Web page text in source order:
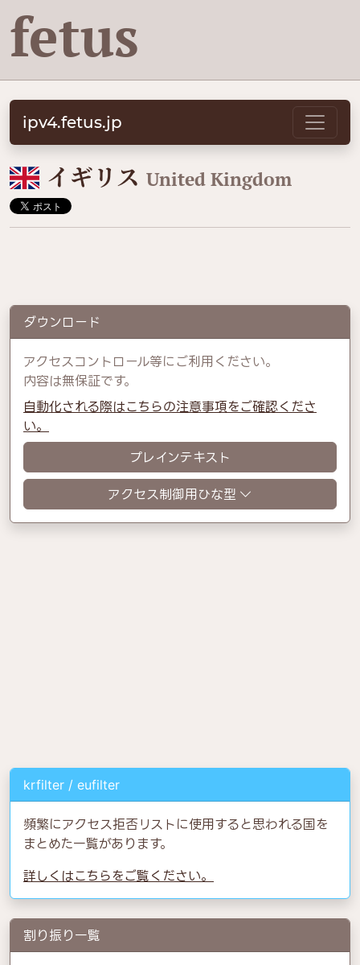
fetus
ipv4.fetus.jp
🇬🇧 イギリス United Kingdom
ダウンロード
アクセスコントロール等にご利用ください。
内容は無保証です。
自動化される際はこちらの注意事項をご確認くださ
い。
プレインテキスト
アクセス制御用ひな型
krfilter / eufilter
頻繁にアクセス拒否リストに使用すると思われる国を
まとめた一覧があります。
詳しくはこちらをご覧ください。
割り振り一覧